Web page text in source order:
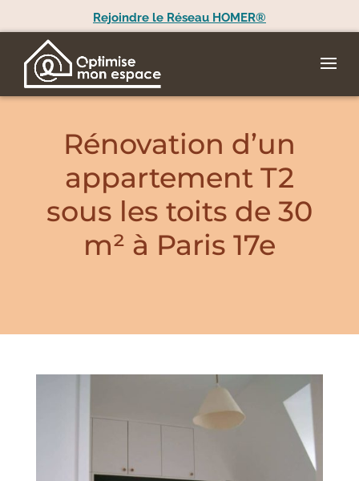
Rejoindre le Réseau HOMER®
Rénovation d’un
appartement T2
sous les toits de 30
m² à Paris 17e